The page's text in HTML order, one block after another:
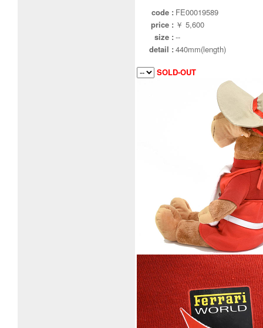
code : FE00019589
price : ￥ 5,600
size : --
detail : 440mm(length)
SOLD-OUT